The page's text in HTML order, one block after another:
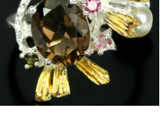
Dans mon panier
APERÇU RAPIDE